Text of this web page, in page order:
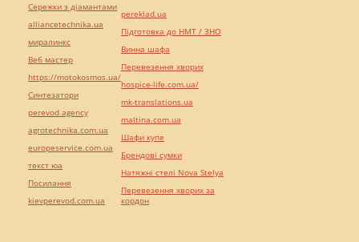
Сережки з діамантами
alliancetechnika.ua
миралинкс
Веб мастер
https://motokosmos.ua/
Синтезатори
perevod.agency
agrotechnika.com.ua
europeservice.com.ua
текст юа
Посилання
kievperevod.com.ua
pereklad.ua
Підготовка до НМТ / ЗНО
Винна шафа
Перевезення хворих
hospice-life.com.ua/
mk-translations.ua
maltina.com.ua
Шафи купе
Брендові сумки
Натяжні стелі Nova Stelya
Перевезення хворих за
кордон